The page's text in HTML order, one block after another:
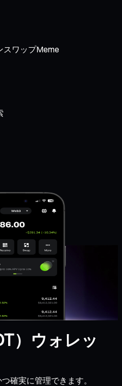
スワップMeme
）ウォレッ
確実に管理できます。